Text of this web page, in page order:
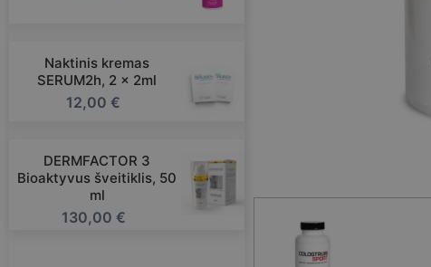
Naktinis kremas
SERUM2h, 2 x 2ml
12,00 €
DERMFACTOR 3
Bioaktyvus šveitiklis, 50
ml
130,00 €